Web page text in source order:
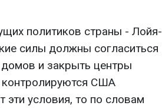
политиков страны - Лойя-
силы должны согласиться
и закрыть центры
США
эти условия, то по словам